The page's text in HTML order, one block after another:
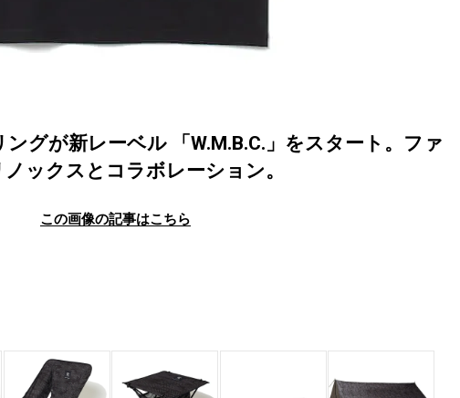
グが新レーベル 「W.M.B.C.」をスタート。ファ
ックスとコラボレーション。
この画像の記事はこちら